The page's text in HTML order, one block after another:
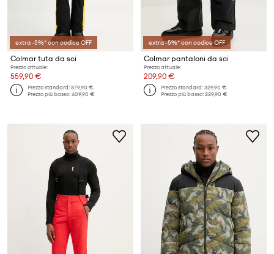
extra -5%* con codice OFF
Colmar tuta da sci
Prezzo attuale:
559,90 €
Prezzo standard:879,90 €
Prezzo più basso:609,90 €
extra -5%* con codice OFF
Colmar pantaloni da sci
Prezzo attuale:
209,90 €
Prezzo standard:329,90 €
Prezzo più basso:229,90 €